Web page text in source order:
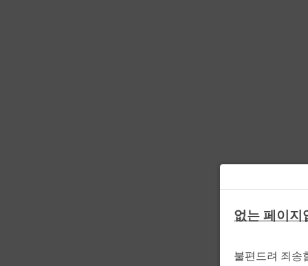
없는 페이지
불편드려 죄송